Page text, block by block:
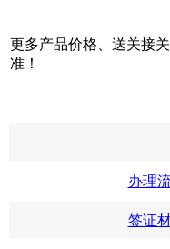
更多产品价格、送关接
准！
办理
签证